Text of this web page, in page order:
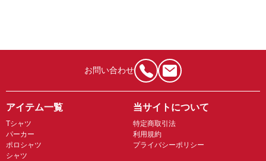
お問い合わせ
アイテム一覧
Tシャツ
パーカー
ポロシャツ
シャツ
当サイトについて
特定商取引法
利用規約
プライバシーポリシー